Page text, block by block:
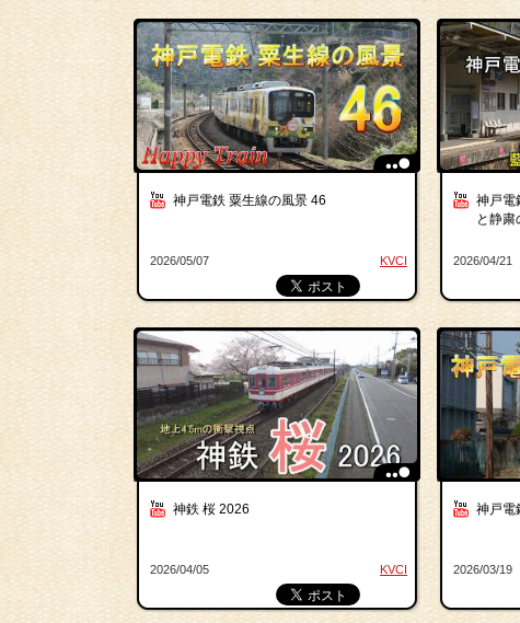
神戸電鉄 粟生線の風景 46
KVCI
2026/05/07
神戸電
と静粛
2026/04/21
神鉄 桜 2026
KVCI
2026/04/05
神戸電
2026/03/19